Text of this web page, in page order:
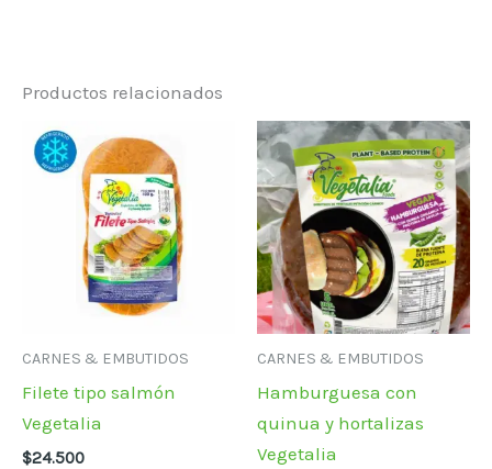
Productos relacionados
CARNES & EMBUTIDOS
Filete tipo salmón
Vegetalia
$24.500
CARNES & EMBUTIDOS
Hamburguesa con
quinua y hortalizas
Vegetalia